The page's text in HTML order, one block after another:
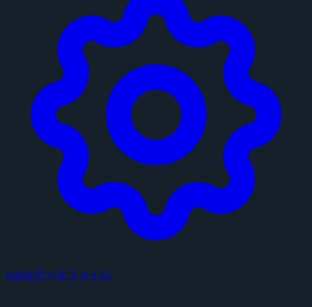
configデータファイル